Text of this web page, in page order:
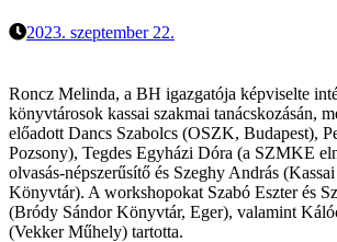
2023. szeptember 22.
Roncz Melinda, a BH igazgatója képviselte
könyvtárosok kassai szakmai tanácskozásán,
előadott Dancs Szabolcs (OSZK, Budapest),
Pozsony), Tegdes Egyházi Dóra (a SZMKE
olvasás-népszerűsítő és Szeghy András
Könyvtár). A workshopokat Szabó Eszter és
(Bródy Sándor Könyvtár, Eger), valamint
(Vekker Műhely) tartotta.